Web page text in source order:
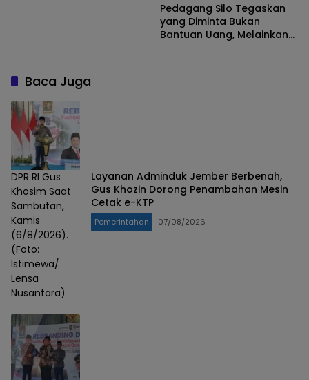
Pedagang Silo Tegaskan
yang Diminta Bukan
Bantuan Uang, Melainkan
Baca Juga
DPR RI Gus
Khosim Saat
Sambutan,
Kamis
(6/8/2026).
(Foto:
Istimewa/
Lensa
Nusantara)
Layanan Adminduk Jember Berbenah,
Gus Khozin Dorong Penambahan Mesin
Cetak e-KTP
Pemerintahan 07/08/2026